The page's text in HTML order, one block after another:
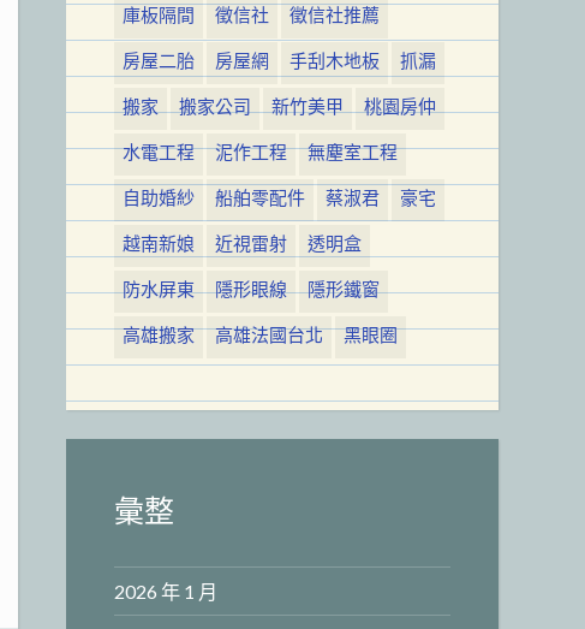
庫板隔間
徵信社
徵信社推薦
房屋二胎
房屋網 手刮木地板
抓漏
搬家
搬家公司 新竹美甲
桃園房仲
水電工程
泥作工程
無塵室工程
自助婚紗
船舶零配件 蔡淑君
豪宅
越南新娘
近視雷射
透明盒
防水屏東
隱形眼線
隱形鐵窗
高雄搬家
高雄法國台北 黑眼圈
彙整
2026 年 1 月